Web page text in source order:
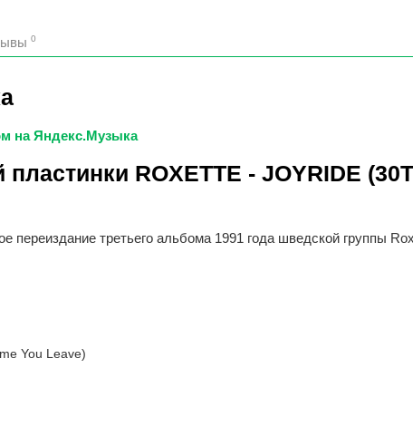
0
на Яндекс.Музыка
ROXETTE - JOYRIDE
переиздание третьего альбома 1991 года шведской группы
You Leave)